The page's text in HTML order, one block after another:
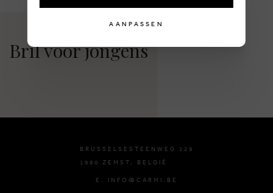
Bril voor jongens
BRUSSELSESTEENWEG 129
1980 ZEMST, BELGIË
E. INFO@CARMI.BE
AANPASSEN